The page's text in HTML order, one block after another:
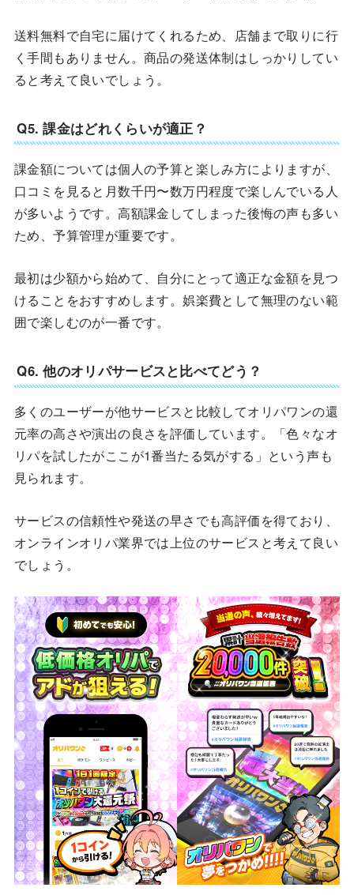
送料無料で自宅に届けてくれるため、店舗まで取りに行
く手間もありません。商品の発送体制はしっかりしてい
ると考えて良いでしょう。
Q5. 課金はどれくらいが適正？
課金額については個人の予算と楽しみ方によりますが、
口コミを見ると月数千円〜数万円程度で楽しんでいる人
が多いようです。高額課金してしまった後悔の声も多い
ため、予算管理が重要です。
最初は少額から始めて、自分にとって適正な金額を見つ
けることをおすすめします。娯楽費として無理のない範
囲で楽しむのが一番です。
Q6. 他のオリパサービスと比べてどう？
多くのユーザーが他サービスと比較してオリパワンの還
元率の高さや演出の良さを評価しています。「色々なオ
リパを試したがここが1番当たる気がする」という声も
見られます。
サービスの信頼性や発送の早さでも高評価を得ており、
オンラインオリパ業界では上位のサービスと考えて良い
でしょう。